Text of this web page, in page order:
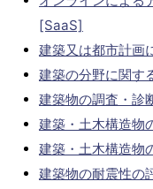
[SaaS]
建築又は都市計画
建築の分野に関す
建築物の調査・診
建築・土木構造物
建築・土木構造物
建築物の耐震性の